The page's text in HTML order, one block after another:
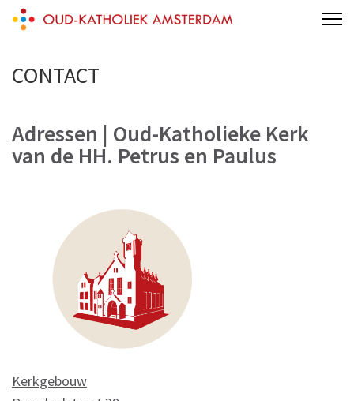
Skip
(Press
Oud-Katholieke Kerk Amsterdam
CONTACT
Adressen | Oud-Katholieke Kerk
van de HH. Petrus en Paulus
Kerkgebouw